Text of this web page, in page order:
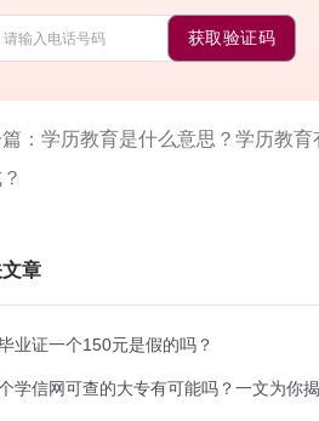
获取验证码
篇：学历教育是什么意思？学历教育
章
业证一个150元是假的吗？
学信网可查的大专有可能吗？一文为你揭